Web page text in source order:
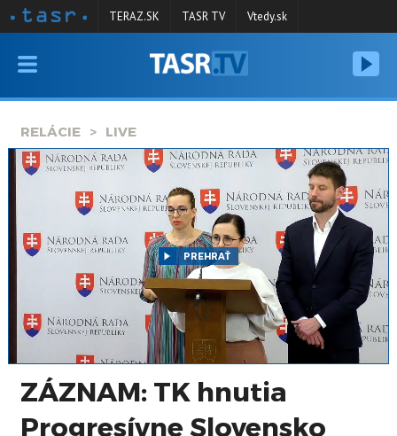
VYSIELANIE
SPRAVODAJSTVO
ARCHÍV
TERAZ.SK TASR TV Vtedy.sk
RELÁCIE LIVE
PREHRAŤ
ZÁZNAM: TK hnutia
Progresívne Slovensko